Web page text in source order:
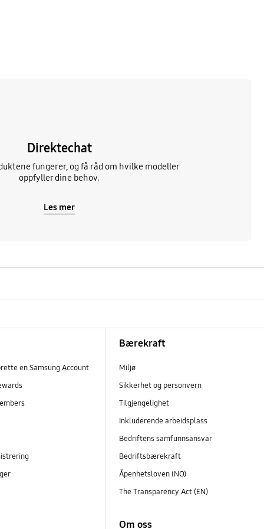
Direktechat
fungerer, og få råd om hvilke modeller
oppfyller dine behov.
Les mer
en Samsung Account
Bærekraft
Miljø
Sikkerhet og personvern
Tilgjengelighet
Inkluderende arbeidsplass
Bedriftens samfunnsansvar
Bedriftsbærekraft
Åpenhetsloven (NO)
The Transparency Act (EN)
Om oss